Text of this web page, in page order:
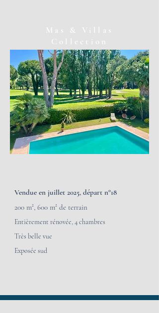
Mas & Villas
Collection
Vendue en juillet 2025, départ n°18
200 m², 600 m² de terrain
Entièrement rénovée, 4 chambres
Très belle vue
Exposée sud